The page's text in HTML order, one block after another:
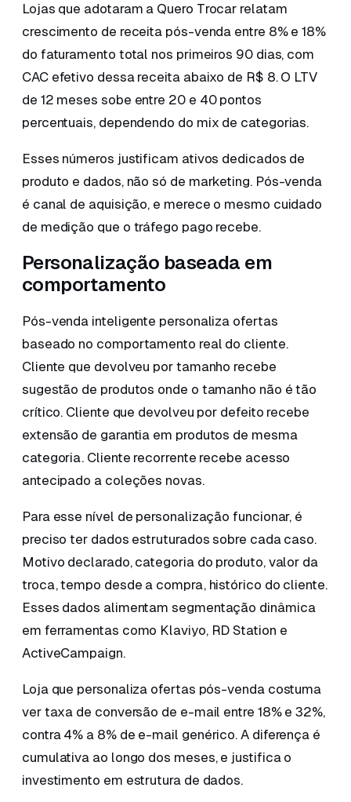
Lojas que adotaram a Quero Trocar relatam
crescimento de receita pós-venda entre 8% e 18%
do faturamento total nos primeiros 90 dias, com
CAC efetivo dessa receita abaixo de R$ 8. O LTV
de 12 meses sobe entre 20 e 40 pontos
percentuais, dependendo do mix de categorias.
Esses números justificam ativos dedicados de
produto e dados, não só de marketing. Pós-venda
é canal de aquisição, e merece o mesmo cuidado
de medição que o tráfego pago recebe.
Personalização baseada em
comportamento
Pós-venda inteligente personaliza ofertas
baseado no comportamento real do cliente.
Cliente que devolveu por tamanho recebe
sugestão de produtos onde o tamanho não é tão
crítico. Cliente que devolveu por defeito recebe
extensão de garantia em produtos de mesma
categoria. Cliente recorrente recebe acesso
antecipado a coleções novas.
Para esse nível de personalização funcionar, é
preciso ter dados estruturados sobre cada caso.
Motivo declarado, categoria do produto, valor da
troca, tempo desde a compra, histórico do cliente.
Esses dados alimentam segmentação dinâmica
em ferramentas como Klaviyo, RD Station e
ActiveCampaign.
Loja que personaliza ofertas pós-venda costuma
ver taxa de conversão de e-mail entre 18% e 32%,
contra 4% a 8% de e-mail genérico. A diferença é
cumulativa ao longo dos meses, e justifica o
investimento em estrutura de dados.